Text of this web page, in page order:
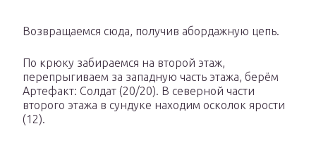
Возвращаемся сюда, получив абордажную цепь.
По крюку забираемся на второй этаж,
перепрыгиваем за западную часть этажа, берём
Артефакт: Солдат (20/20). В северной части
второго этажа в сундуке находим осколок ярости
(12).